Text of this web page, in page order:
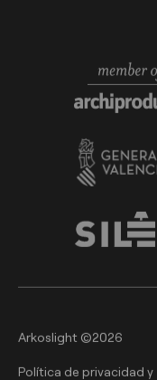
Arkoslight ©2026
Política de privacidad y